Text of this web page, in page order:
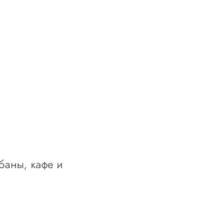
кафе и